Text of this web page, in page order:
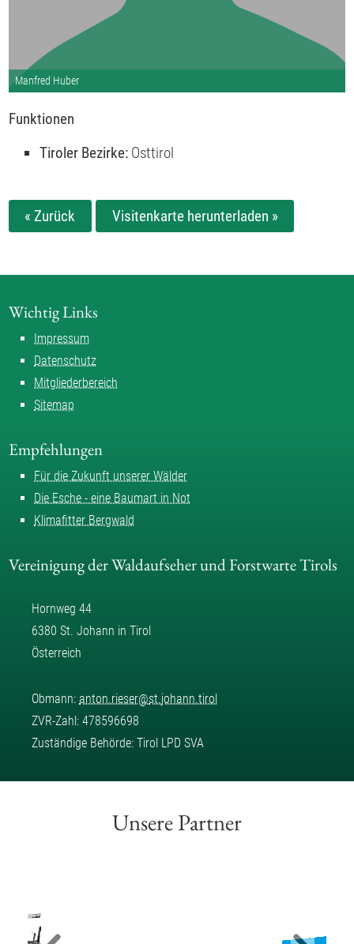
Manfred Huber
Funktionen
Tiroler Bezirke:Osttirol
« Zurück Visitenkarte herunterladen »
Wichtig Links
Impressum
Datenschutz
Mitgliederbereich
Sitemap
Empfehlungen
Für die Zukunft unserer Wälder
Die Esche - eine Baumart in Not
Klimafitter Bergwald
Vereinigung der Waldaufseher und Forstwarte Tirols
Hornweg 44
6380 St. Johann in Tirol
Österreich
Obmann: anton.rieser@st.johann.tirol
ZVR-Zahl: 478596698
Zuständige Behörde: Tirol LPD SVA
Unsere Partner